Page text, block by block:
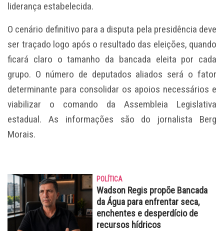
liderança estabelecida.
O cenário definitivo para a disputa pela presidência deve
ser traçado logo após o resultado das eleições, quando
ficará claro o tamanho da bancada eleita por cada
grupo. O número de deputados aliados será o fator
determinante para consolidar os apoios necessários e
viabilizar o comando da Assembleia Legislativa
estadual. As informações são do jornalista Berg
Morais.
POLÍTICA
Wadson Regis propõe Bancada
da Água para enfrentar seca,
enchentes e desperdício de
recursos hídricos